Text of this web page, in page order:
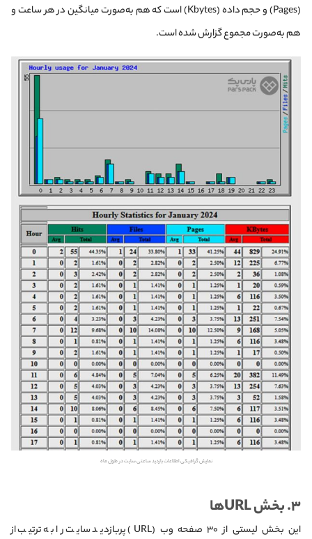
(Pages) و حجم داده (Kbytes) است که هم به‌صورت میانگین در هر ساعت و
هم به‌صورت مجموع گزارش شده است.
نمایش گرافیکی اطلاعات بازدید ساعتی سایت در طول ماه
۳. بخش URLها
این بخش لیستی از ۳۰ صفحه وب (URL) پربازدید سایت را به ترتیب از